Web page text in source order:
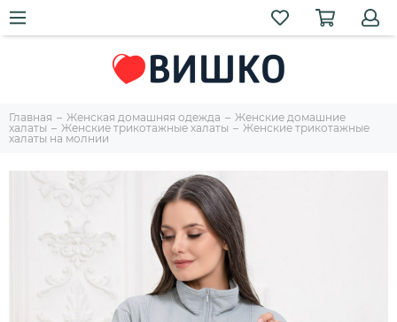
Главная Женская домашняя одежда
Женские домашние
халаты
Женские трикотажные халаты
Женские трикотажные
халаты на молнии